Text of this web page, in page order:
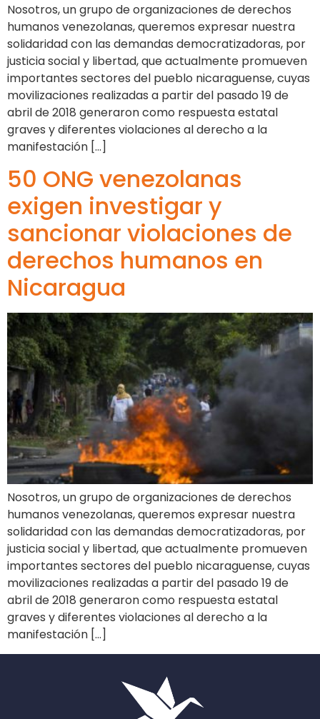
Nosotros, un grupo de organizaciones de derechos
humanos venezolanas, queremos expresar nuestra
solidaridad con las demandas democratizadoras, por
justicia social y libertad, que actualmente promueven
importantes sectores del pueblo nicaraguense, cuyas
movilizaciones realizadas a partir del pasado 19 de
abril de 2018 generaron como respuesta estatal
graves y diferentes violaciones al derecho a la
manifestación […]
50 ONG venezolanas
exigen investigar y
sancionar violaciones de
derechos humanos en
Nicaragua
Nosotros, un grupo de organizaciones de derechos
humanos venezolanas, queremos expresar nuestra
solidaridad con las demandas democratizadoras, por
justicia social y libertad, que actualmente promueven
importantes sectores del pueblo nicaraguense, cuyas
movilizaciones realizadas a partir del pasado 19 de
abril de 2018 generaron como respuesta estatal
graves y diferentes violaciones al derecho a la
manifestación […]